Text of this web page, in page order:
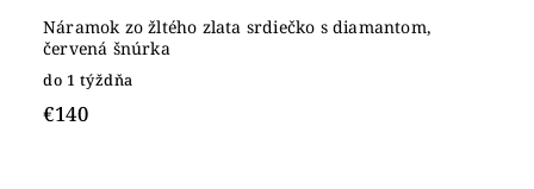
Náramok zo žltého zlata srdiečko s diamantom,
červená šnúrka
do 1 týždňa
€140